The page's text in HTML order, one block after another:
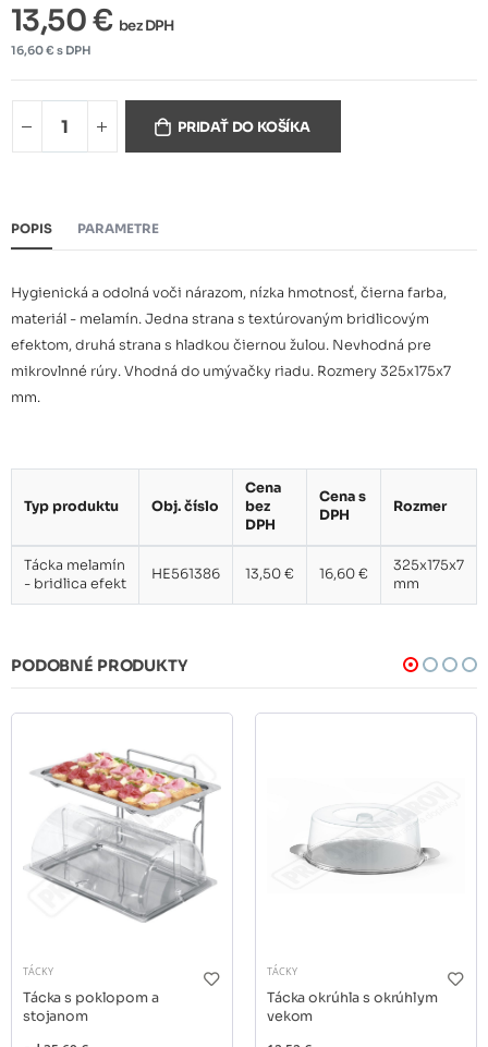
13,50 € bez DPH
16,60 € s DPH
PRIDAŤ DO KOŠÍKA
POPIS PARAMETRE
Hygienická a odolná voči nárazom, nízka hmotnosť, čierna farba,
materiál - melamín. Jedna strana s textúrovaným bridlicovým
efektom, druhá strana s hladkou čiernou žulou. Nevhodná pre
mikrovlnné rúry. Vhodná do umývačky riadu. Rozmery 325x175x7
mm.
Typ produktu Obj. číslo
Cena
bez
DPH
Cena s
DPH
Rozmer
Tácka melamín
- bridlica efekt
HE561386 13,50 € 16,60 €
325x175x7
mm
PODOBNÉ PRODUKTY
TÁCKY
Tácka s poklopom a
stojanom
TÁCKY
Tácka okrúhla s okrúhlym
vekom